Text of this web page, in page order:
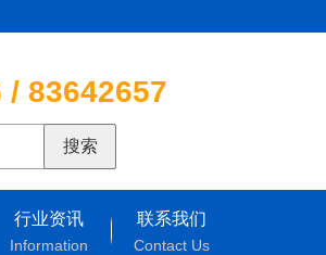
/ 83642657
搜索
行业资讯
Information
联系我们
Contact Us